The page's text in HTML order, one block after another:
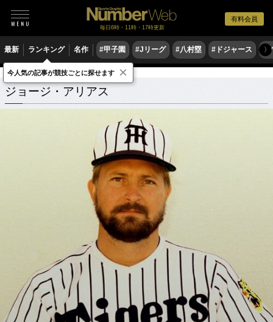
有料会員
毎日6時・11時・17時更新
最新 ランキング 名作 #甲子園 #Jリーグ #八村塁 #ドジャース #
〉
ジョージ・アリアス 関連記事
ジョージ・アリアス
今人気の記事が競技ごとに探せます ×